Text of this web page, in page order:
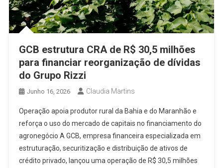
GCB estrutura CRA de R$ 30,5 milhões
para financiar reorganização de dívidas
do Grupo Rizzi
Junho 16, 2026 Claudia Martins
Operação apoia produtor rural da Bahia e do Maranhão e
reforça o uso do mercado de capitais no financiamento do
agronegócio A GCB, empresa financeira especializada em
estruturação, securitização e distribuição de ativos de
crédito privado, lançou uma operação de R$ 30,5 milhões